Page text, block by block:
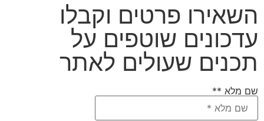
השאירו פרטים וקבלו
עדכונים שוטפים על
תכנים שעולים לאתר
שם מלא **